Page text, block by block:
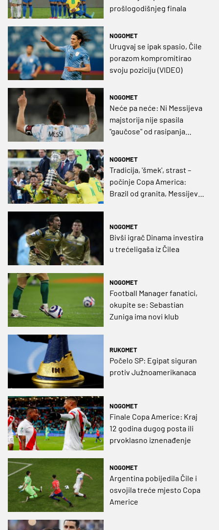
prošlogodišnjeg finala
NOGOMET
Urugvaj se ipak spasio, Čile
porazom kompromitirao
svoju poziciju (VIDEO)
NOGOMET
Neće pa neće: Ni Messijeva
majstorija nije spasila
"gaučose" od rasipanja
NOGOMET
Tradicija, 'šmek', strast –
počinje Copa America:
Brazil od granita, Messijev
NOGOMET
Bivši igrač Dinama investira
u trećeligaša iz Čilea
NOGOMET
Football Manager fanatici,
okupite se: Sebastian
Zuniga ima novi klub
RUKOMET
Počelo SP: Egipat siguran
protiv Južnoamerikanaca
NOGOMET
Finale Copa Americe: Kraj
12 godina dugog posta ili
prvoklasno iznenađenje
NOGOMET
Argentina pobijedila Čile i
osvojila treće mjesto Copa
Americe